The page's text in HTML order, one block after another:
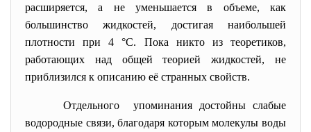
расширяется, а не уменьшается в объеме, как
большинство жидкостей, достигая наибольшей
плотности при 4 °C. Пока никто из теоретиков,
работающих над общей теорией жидкостей, не
приблизился к описанию её странных свойств.
Отдельного упоминания достойны слабые
водородные связи, благодаря которым молекулы воды